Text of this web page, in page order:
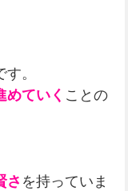
す。
めていく ことの
さ を持っていま